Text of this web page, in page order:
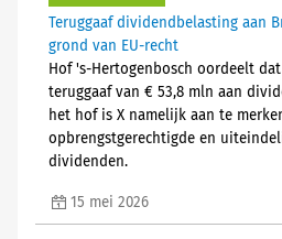
Teruggaaf dividendbelasting aan
grond van EU-recht
Hof 's-Hertogenbosch oordeelt
teruggaaf van € 53,8 mln aan
het hof is X namelijk aan te
opbrengstgerechtigde en
dividenden.
15 mei 2026